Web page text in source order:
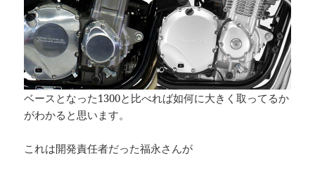
ベースとなった1300と比べれば如何に大きく取ってるか
がわかると思います。
これは開発責任者だった福永さんが